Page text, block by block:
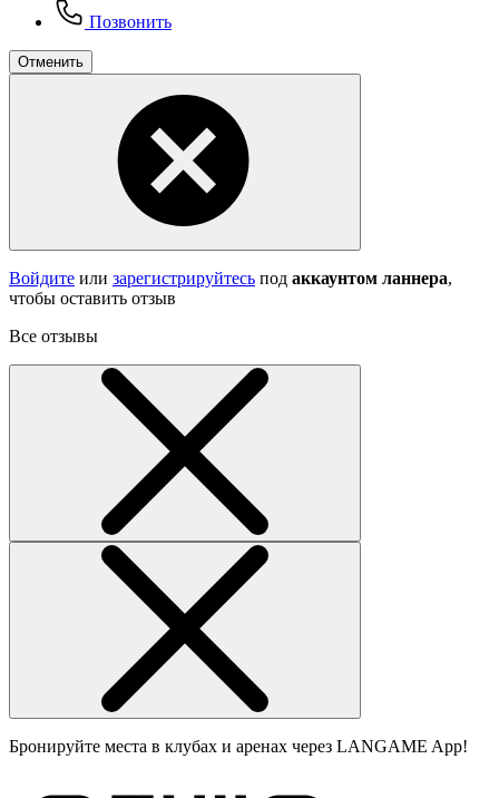
Позвонить
Отменить
Войдите или зарегистрируйтесь под аккаунтом ланнера,
чтобы оставить отзыв
Все отзывы
Бронируйте места в клубах и аренах через LANGAME App!